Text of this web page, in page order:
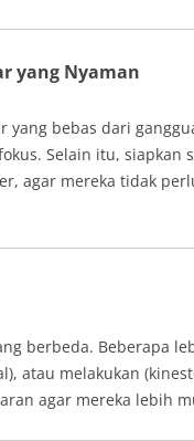
yang Nyaman
yang bebas dari
Selain itu, siapkan
agar mereka tidak
berbeda. Beberapa
atau melakukan
agar mereka lebih